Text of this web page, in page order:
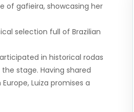
of gafieira, showcasing her
selection full of Brazilian
in historical rodas
stage. Having shared
Luiza promises a